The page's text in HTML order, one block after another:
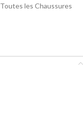
Toutes les Chaussures